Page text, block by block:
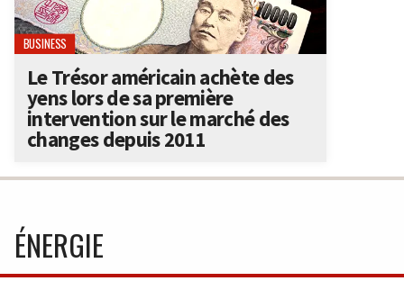
BUSINESS
Le Trésor américain achète des
yens lors de sa première
intervention sur le marché des
changes depuis 2011
ÉNERGIE